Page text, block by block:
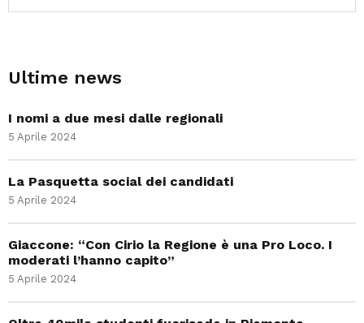
Ultime news
I nomi a due mesi dalle regionali
5 Aprile 2024
La Pasquetta social dei candidati
5 Aprile 2024
Giaccone: “Con Cirio la Regione è una Pro Loco. I
moderati l’hanno capito”
5 Aprile 2024